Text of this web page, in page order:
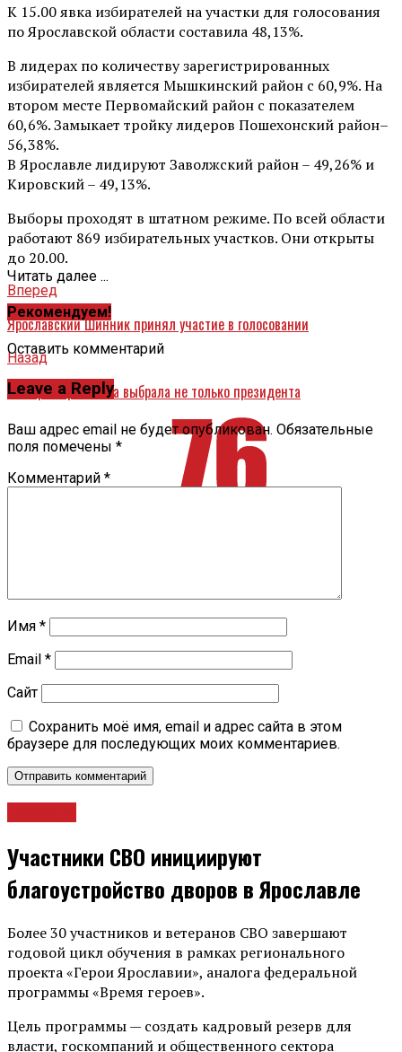
К 15.00 явка избирателей на участки для голосования
по Ярославской области составила 48,13%.
В лидерах по количеству зарегистрированных
избирателей является Мышкинский район с 60,9%. На
втором месте Первомайский район с показателем
60,6%. Замыкает тройку лидеров Пошехонский район–
56,38%.
В Ярославле лидируют Заволжский район – 49,26% и
Кировский – 49,13%.
Выборы проходят в штатном режиме. По всей области
работают 869 избирательных участков. Они открыты
до 20.00.
Вперед
Ярославский Шинник принял участие в голосовании
Назад
18 марта ярославна выбрала не только президента
Читать далее ...
Рекомендуем!
Оставить комментарий
Leave a Reply
Ваш адрес email не будет опубликован. Обязательные
поля помечены *
Комментарий *
Имя *
Email *
Сайт
Сохранить моё имя, email и адрес сайта в этом
браузере для последующих моих комментариев.
Участники СВО инициируют
благоустройство дворов в Ярославле
Более 30 участников и ветеранов СВО завершают
годовой цикл обучения в рамках регионального
проекта «Герои Ярославии», аналога федеральной
программы «Время героев».
Цель программы — создать кадровый резерв для
власти, госкомпаний и общественного сектора